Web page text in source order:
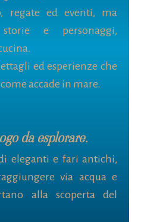
regate ed eventi, ma
e personaggi,
ed esperienze che
accade in mare.
da esplorare.
eleganti e fari antichi,
via acqua e
alla scoperta del